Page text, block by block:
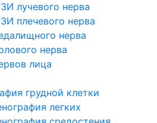
лучевого нерва
плечевого нерва
нерва
нерва
лица
грудной клетки
легких